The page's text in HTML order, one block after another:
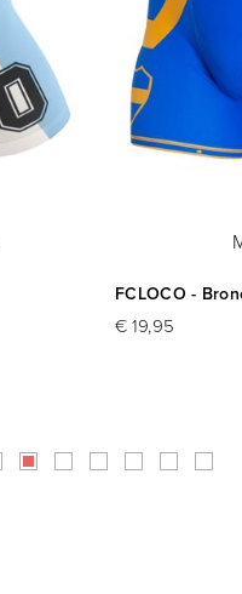
FCLOCO -
€ 19,95